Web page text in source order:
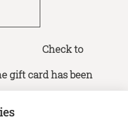
Check to
gift card has been